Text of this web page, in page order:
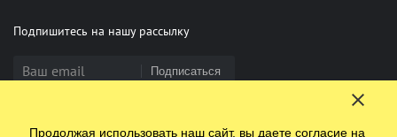
Подпишитесь на нашу рассылку
Подписаться
Продолжая использовать наш сайт, вы даете согласие на